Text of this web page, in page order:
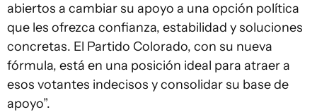
abiertos a cambiar su apoyo a una opción política
que les ofrezca confianza, estabilidad y soluciones
concretas. El Partido Colorado, con su nueva
fórmula, está en una posición ideal para atraer a
esos votantes indecisos y consolidar su base de
apoyo”.